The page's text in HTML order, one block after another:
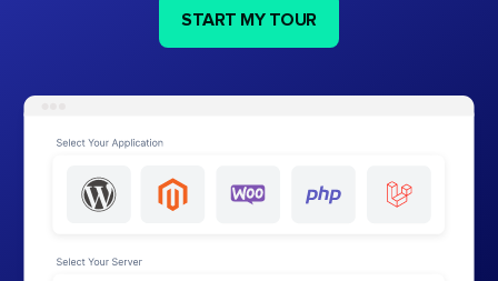
START MY TOUR